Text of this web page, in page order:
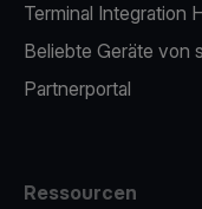
Terminal Integration
Beliebte Geräte von
Partnerportal
Ressourcen